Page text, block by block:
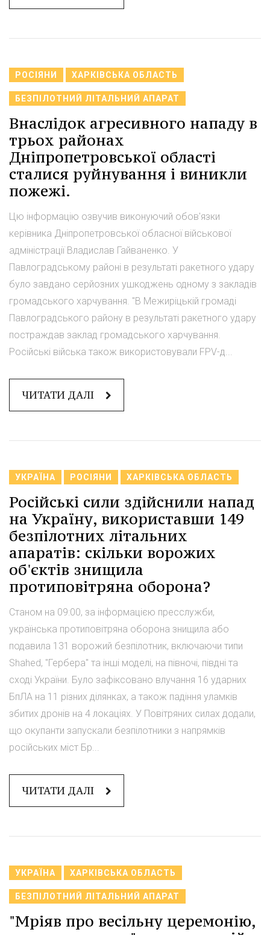
РОСІЯНИ ХАРКІВСЬКА ОБЛАСТЬ
БЕЗПІЛОТНИЙ ЛІТАЛЬНИЙ АПАРАТ
Внаслідок агресивного нападу в
трьох районах
Дніпропетровської області
сталися руйнування і виникли
пожежі.
Цю інформацію озвучив виконуючий обов'язки
керівника Дніпропетровської обласної військової
адміністрації Владислав Гайваненко. У
Павлоградському районі в результаті ракетного удару
було завдано серйозних ушкоджень одному з закладів
громадського харчування. "В Межиріцькій громаді
Павлоградського району в результаті ракетного удару
постраждав заклад громадського харчування.
Російські війська також використовували FPV-д...
ЧИТАТИ ДАЛІ
УКРАЇНА РОСІЯНИ ХАРКІВСЬКА ОБЛАСТЬ
Російські сили здійснили напад
на Україну, використавши 149
безпілотних літальних
апаратів: скільки ворожих
об'єктів знищила
протиповітряна оборона?
Станом на 09:00, за інформацією пресслужби,
українська протиповітряна оборона знищила або
подавила 131 ворожий безпілотник, включаючи типи
Shahed, "Гербера" та інші моделі, на півночі, півдні та
сході України. Було зафіксовано влучання 16 ударних
БпЛА на 11 різних ділянках, а також падіння уламків
збитих дронів на 4 локаціях. У Повітряних силах додали,
що окупанти запускали безпілотники з напрямків
російських міст Бр...
ЧИТАТИ ДАЛІ
УКРАЇНА ХАРКІВСЬКА ОБЛАСТЬ
БЕЗПІЛОТНИЙ ЛІТАЛЬНИЙ АПАРАТ
"Мріяв про весільну церемонію,